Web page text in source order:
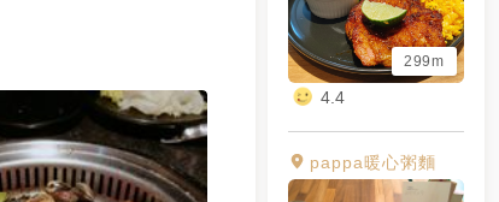
299m
4.4
pappa暖心粥麵